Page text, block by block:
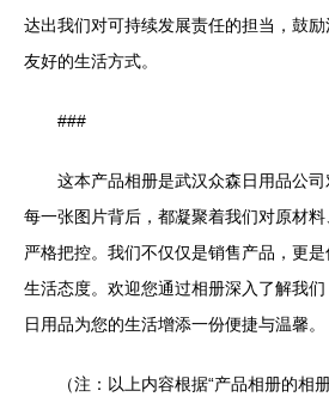
达出我们对可持续发展责任的担当，鼓
友好的生活方式。
###
这本产品相册是武汉众森日用品公司
每一张图片背后，都凝聚着我们对原材
严格把控。我们不仅仅是销售产品，更
生活态度。欢迎您通过相册深入了解我
日用品为您的生活增添一份便捷与温馨。
（注：以上内容根据“产品相册的相